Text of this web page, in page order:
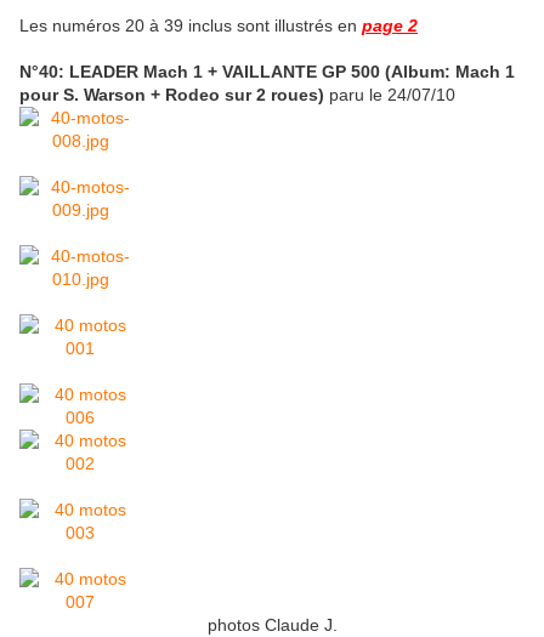
Les numéros 20 à 39 inclus sont illustrés en page 2
N°40: LEADER Mach 1 + VAILLANTE GP 500 (Album: Mach 1
pour S. Warson + Rodeo sur 2 roues) paru le 24/07/10
photos Claude J.